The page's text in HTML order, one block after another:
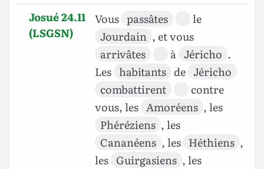
Josué 24.11
(LSGSN)
Vous passâtes
le
Jourdain , et vous
arrivâtes
à Jéricho .
Les habitants de Jéricho
combattirent
contre
vous, les Amoréens , les
Phéréziens , les
Cananéens , les Héthiens ,
les Guirgasiens , les